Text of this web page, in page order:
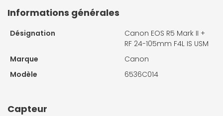
Informations générales
Désignation
Canon EOS R5 Mark II +
RF 24-105mm F4L IS USM
Marque
Canon
Modèle
6536C014
Capteur